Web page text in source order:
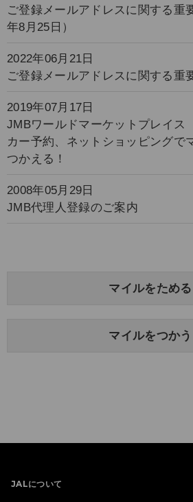
ご登録メールアドレスに関する重
年8月25日）
2022年06月21日
ご登録メールアドレスに関する重
2019年07月17日
JMBワールドマーケットプレイ
カー予約、ネットショッピングで
つかえる！
2008年05月29日
JMB代理人登録のご案内
マイルをためる
マイルをつかう
JALについて